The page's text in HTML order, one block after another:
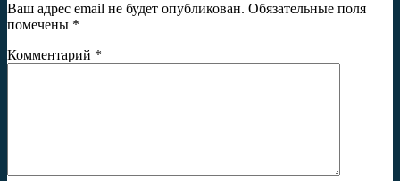
Ваш адрес email не будет опубликован. Обязательные поля
помечены *
Комментарий *